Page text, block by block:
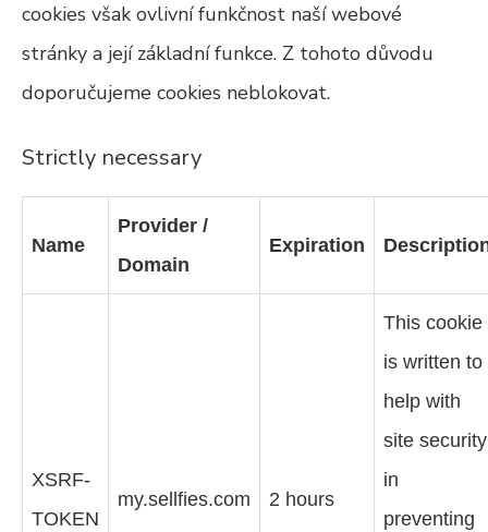
cookies však ovlivní funkčnost naší webové
stránky a její základní funkce. Z tohoto důvodu
doporučujeme cookies neblokovat.
Strictly necessary
Name
Provider /
Domain
Expiration
XSRF-
TOKEN
my.sellfies.com 2 hours
This cookie
is written to
help with
site security
in
preventing